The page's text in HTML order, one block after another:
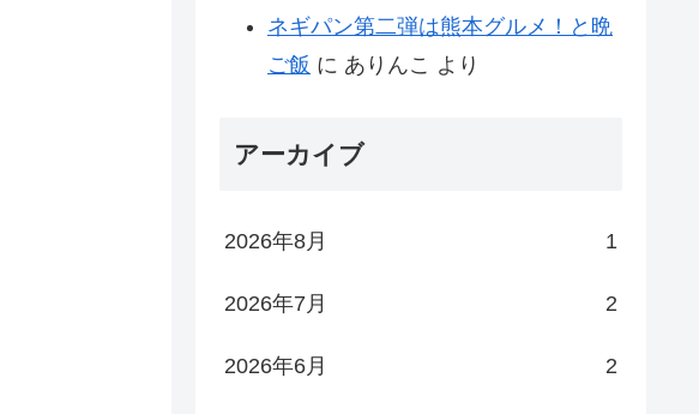
ネギパン第二弾は熊本グルメ！と晩
ご飯 に ありんこ より
アーカイブ
2026年8月 1
2026年7月 2
2026年6月 2